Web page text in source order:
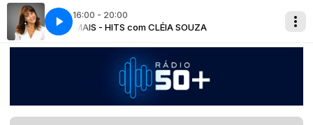
16:00 - 20:00
50 MAIS - HITS com CLÉIA SOUZA